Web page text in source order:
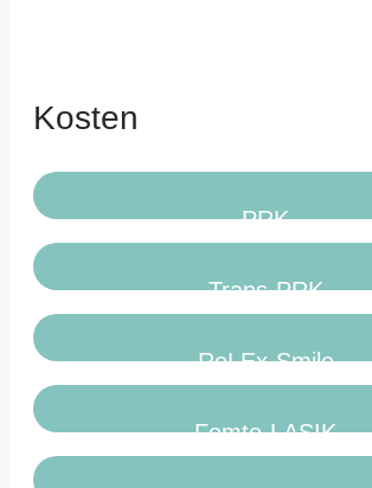
Kosten
PRK
Trans-PRK
ReLEx-Smile
Femto-LASIK